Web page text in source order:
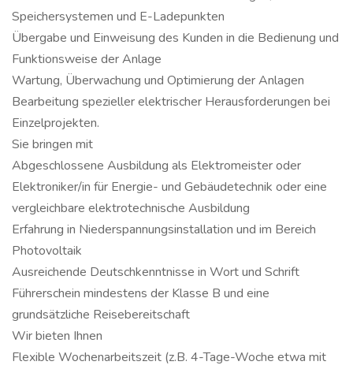
Speichersystemen und E-Ladepunkten
Übergabe und Einweisung des Kunden in die Bedienung und
Funktionsweise der Anlage
Wartung, Überwachung und Optimierung der Anlagen
Bearbeitung spezieller elektrischer Herausforderungen bei
Einzelprojekten.
Sie bringen mit
Abgeschlossene Ausbildung als Elektromeister oder
Elektroniker/in für Energie- und Gebäudetechnik oder eine
vergleichbare elektrotechnische Ausbildung
Erfahrung in Niederspannungsinstallation und im Bereich
Photovoltaik
Ausreichende Deutschkenntnisse in Wort und Schrift
Führerschein mindestens der Klasse B und eine
grundsätzliche Reisebereitschaft
Wir bieten Ihnen
Flexible Wochenarbeitszeit (z.B. 4-Tage-Woche etwa mit